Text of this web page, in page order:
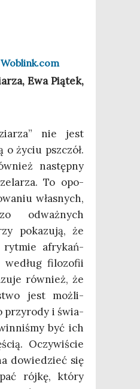
Ewa Pią­tek,
nie jest
o życiu psz­czół.
następ­ny
To opo­
wła­snych,
odważ­nych
poka­zu­ją, że
ryt­mie afry­kań­
filo­zo­fii
rów­nież, że
jest moż­li­
przy­ro­dy i świa­
być ich
Oczy­wi­ście
dowie­dzieć się
rój­kę, któ­ry